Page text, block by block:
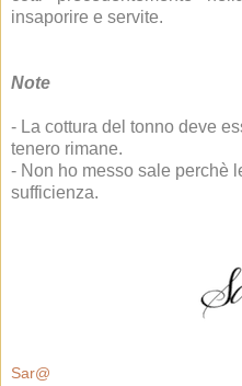
insaporire e servite.
Note
- La cottura del tonno deve
tenero rimane.
- Non ho messo sale perchè
sufficienza.
Sar@